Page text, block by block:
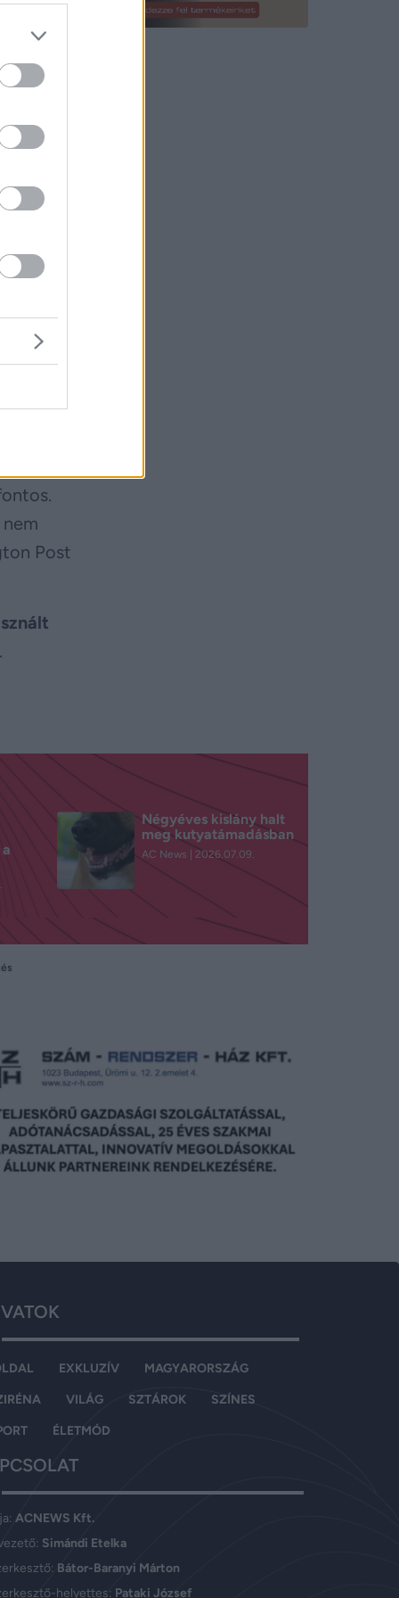
az
de
közül
Post
Négyéves kislány halt
meg kutyatámadásban
AC News 2026.07.09.
EXKLUZÍV MAGYARORSZÁG
VILÁG SZTÁROK SZÍNES
ÉLETMÓD
ACNEWS Kft.
Simándi Etelka
Bátor-Baranyi Márton
helyettes: Pataki József